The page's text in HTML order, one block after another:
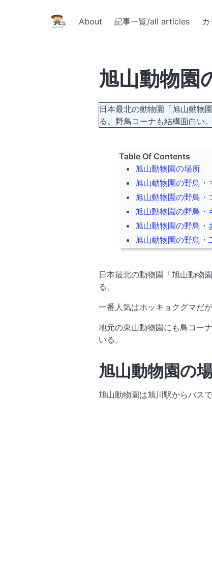
About 記事一覧/all articles
旭山動物
日本最北の動物園「旭山動物
る。野鳥コーナも結構面白い。
旭山動物園の場所
旭山動物園の野鳥
旭山動物園の野鳥
旭山動物園の野鳥
旭山動物園の野鳥
旭山動物園の野鳥
日本最北の動物園「旭山動物
る。
一番人気はホッキョクグマだ
地元の東山動物園にも鳥コー
いる。
旭山動物園の
旭山動物園は旭川駅からバス